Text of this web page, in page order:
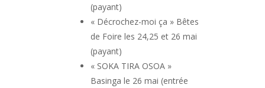
(payant)
« Décrochez-moi ça » Bêtes
de Foire les 24,25 et 26 mai
(payant)
« SOKA TIRA OSOA »
Basinga le 26 mai (entrée